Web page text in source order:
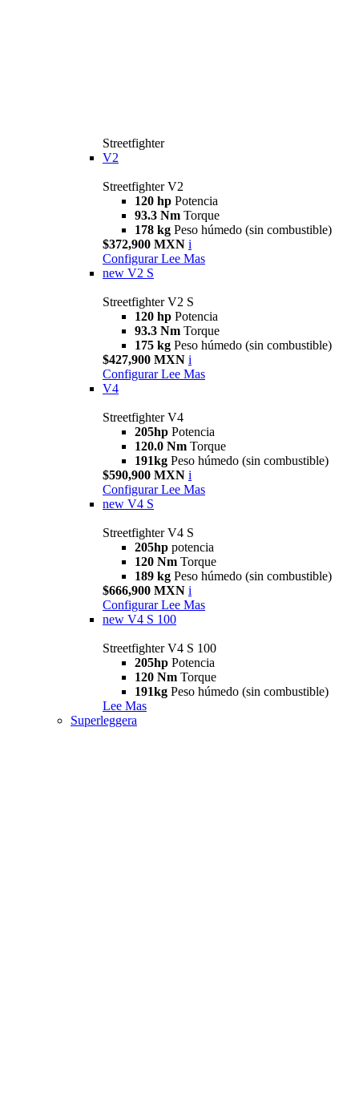
Streetfighter
V2
Streetfighter V2
120 hp Potencia
93.3 Nm Torque
178 kg Peso húmedo (sin combustible)
$372,900 MXN i
Configurar Lee Mas
new V2 S
Streetfighter V2 S
120 hp Potencia
93.3 Nm Torque
175 kg Peso húmedo (sin combustible)
$427,900 MXN i
Configurar Lee Mas
V4
Streetfighter V4
205hp Potencia
120.0 Nm Torque
191kg Peso húmedo (sin combustible)
$590,900 MXN i
Configurar Lee Mas
new V4 S
Streetfighter V4 S
205hp potencia
120 Nm Torque
189 kg Peso húmedo (sin combustible)
$666,900 MXN i
Configurar Lee Mas
new V4 S 100
Streetfighter V4 S 100
205hp Potencia
120 Nm Torque
191kg Peso húmedo (sin combustible)
Lee Mas
Superleggera